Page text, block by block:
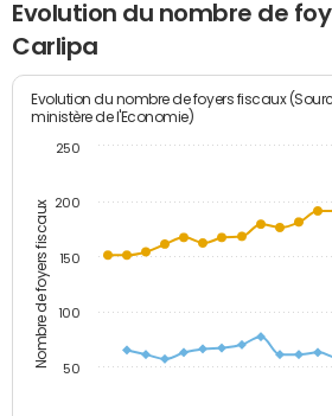
Evolution du nombre de
Carlipa
Nombre de foyers fiscaux
Evolution du nombre de foyers fiscaux
ministère de l'Economie)
50
100
150
200
250